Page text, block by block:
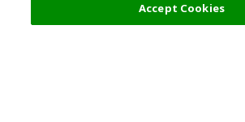
Accept Cookies